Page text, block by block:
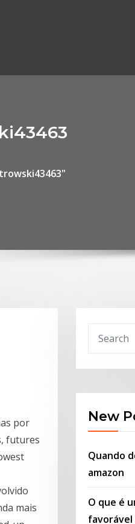
por
futures
mais
New
Quando
amazon
O que é
favorável